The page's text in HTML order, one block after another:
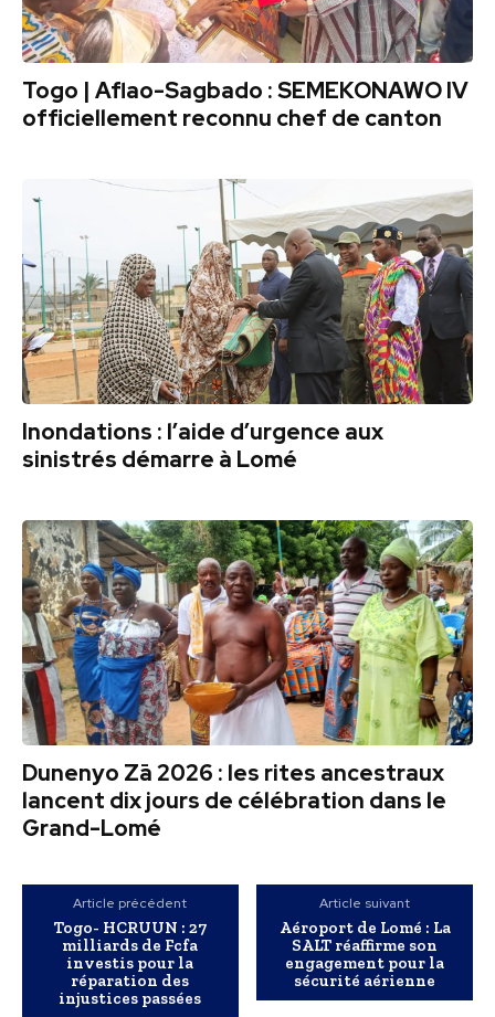
Togo | Aflao-Sagbado : SEMEKONAWO IV
officiellement reconnu chef de canton
Inondations : l’aide d’urgence aux
sinistrés démarre à Lomé
Dunenyo Zā 2026 : les rites ancestraux
lancent dix jours de célébration dans le
Grand-Lomé
Article précédent
Togo- HCRUUN : 27
milliards de Fcfa
investis pour la
réparation des
injustices passées
Article suivant
Aéroport de Lomé : La
SALT réaffirme son
engagement pour la
sécurité aérienne